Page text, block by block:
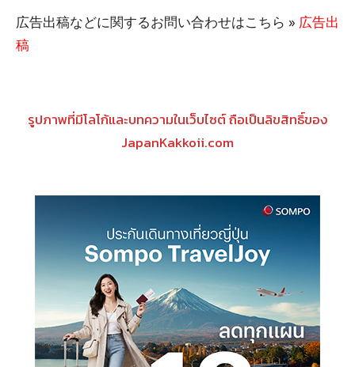
広告出稿などに関するお問い合わせはこちら » 広告出
稿
รูปภาพที่มีโลโก้และบทความในเว็บไซต์ ถือเป็นลิขสิทธิ์ของ
JapanKakkoii.com